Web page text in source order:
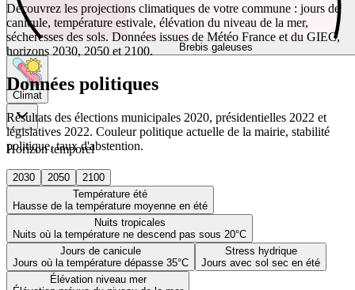
Brebis galeuses
Climat
Horizon temporel
2030 2050
2100
Température été
Hausse de la température moyenne en été
Nuits tropicales
Nuits où la température ne descend pas sous 20°C
Jours de canicule
Jours où la température dépasse 35°C
Stress hydrique
Jours avec sol sec en été
Élévation niveau mer
Découvrez les projections climatiques de votre commune : jours de
canicule, température estivale, élévation du niveau de la mer,
sécheresses des sols. Données issues de Météo France et du GIEC,
horizons 2030, 2050 et 2100.
Données politiques
Résultats des élections municipales 2020, présidentielles 2022 et
législatives 2022. Couleur politique actuelle de la mairie, stabilité
politique, taux d'abstention.